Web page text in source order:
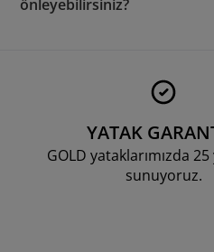
önleyebilirsiniz?
YATAK
GOLD yataklarımızda
sunuyoruz.